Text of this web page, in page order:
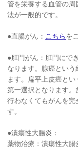
管を栄養する血管の
法が一般的です。
●直腸がん： こちらを
●肛門がん：肛門にで
なります。腺癌とい
ます。扁平上皮癌と
第一選択となります
行わなくてもがんを完
す。
●潰瘍性大腸炎：
薬物治療：潰瘍性大